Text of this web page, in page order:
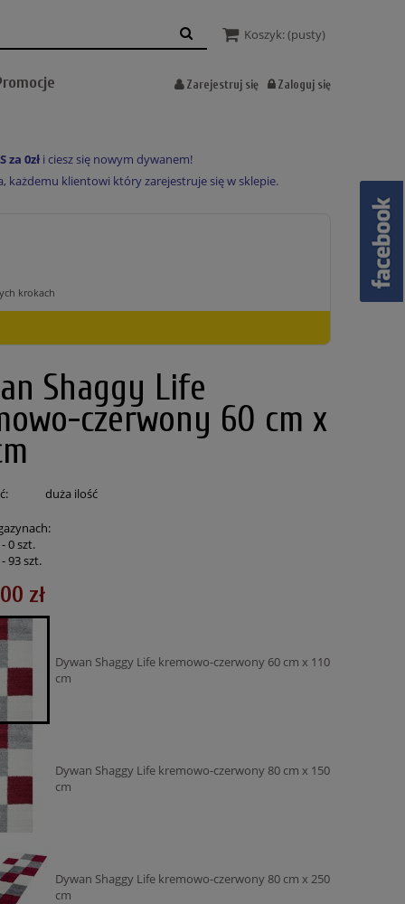
Koszyk:(pusty)
Zarejestruj się Zaloguj się
za 0złi ciesz się nowym dywanem!
każdemu klientowi który zarejestruje się w sklepie.
Shaggy Life
czerwony 60 cm x
duża ilość
-0szt.
-93szt.
zł
Dywan Shaggy Life kremowo-czerwony 60 cm x 110
cm
Dywan Shaggy Life kremowo-czerwony 80 cm x 150
cm
Dywan Shaggy Life kremowo-czerwony 80 cm x 250
cm